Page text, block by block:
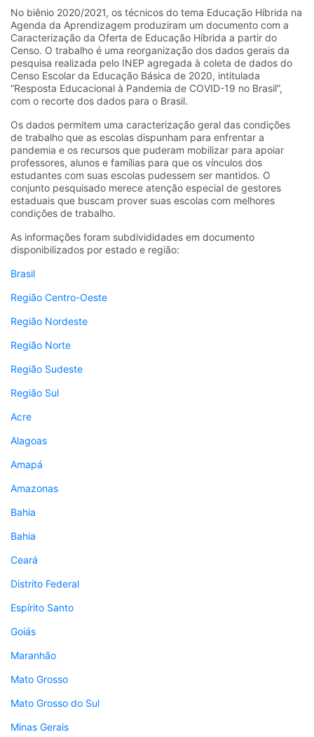
No biênio 2020/2021, os técnicos do tema Educação Híbrida na
Agenda da Aprendizagem produziram um documento com a
Caracterização da Oferta de Educação Híbrida a partir do
Censo. O trabalho é uma reorganização dos dados gerais da
pesquisa realizada pelo INEP agregada à coleta de dados do
Censo Escolar da Educação Básica de 2020, intitulada
“Resposta Educacional à Pandemia de COVID-19 no Brasil”,
com o recorte dos dados para o Brasil.
Os dados permitem uma caracterização geral das condições
de trabalho que as escolas dispunham para enfrentar a
pandemia e os recursos que puderam mobilizar para apoiar
professores, alunos e famílias para que os vínculos dos
estudantes com suas escolas pudessem ser mantidos. O
conjunto pesquisado merece atenção especial de gestores
estaduais que buscam prover suas escolas com melhores
condições de trabalho.
As informações foram subdivididades em documento
disponibilizados por estado e região:
Brasil
Região Centro-Oeste
Região Nordeste
Região Norte
Região Sudeste
Região Sul
Acre
Alagoas
Amapá
Amazonas
Bahia
Bahia
Ceará
Distrito Federal
Espírito Santo
Goiás
Maranhão
Mato Grosso
Mato Grosso do Sul
Minas Gerais